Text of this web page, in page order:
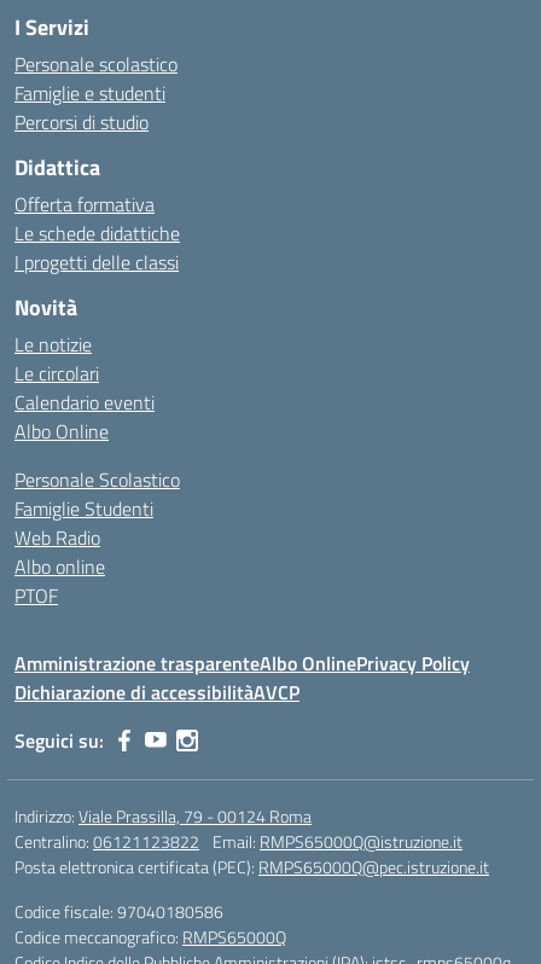
I Servizi
Personale scolastico
Famiglie e studenti
Percorsi di studio
Didattica
Offerta formativa
Le schede didattiche
I progetti delle classi
Novità
Le notizie
Le circolari
Calendario eventi
Albo Online
Personale Scolastico
Famiglie Studenti
Web Radio
Albo online
PTOF
Amministrazione trasparenteAlbo OnlinePrivacy Policy
Dichiarazione di accessibilitàAVCP
Seguici su:
Indirizzo:Viale Prassilla, 79 - 00124 Roma
Centralino:06121123822 Email: RMPS65000Q@istruzione.it
Posta elettronica certificata (PEC): RMPS65000Q@pec.istruzione.it
Codice fiscale: 97040180586
Codice meccanografico: RMPS65000Q